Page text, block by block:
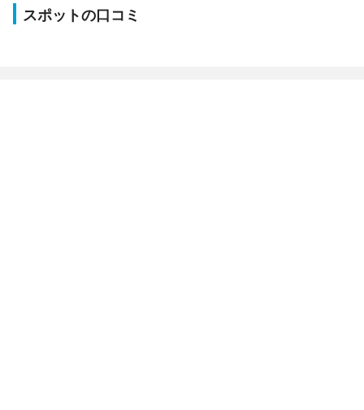
スポットの口コミ